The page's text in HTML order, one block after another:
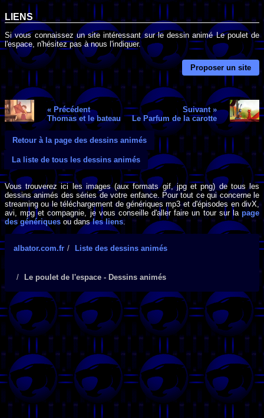
LIENS
Si vous connaissez un site intéressant sur le dessin animé Le poulet de
l'espace, n'hésitez pas à nous l'indiquer.
Proposer un site
« Précédent
Thomas et le bateau
Suivant »
Le Parfum de la carotte
Retour à la page des dessins animés
La liste de tous les dessins animés
Vous trouverez ici les images (aux formats gif, jpg et png) de tous les
dessins animés des séries de votre enfance. Pour tout ce qui concerne le
streaming ou le téléchargement de génériques mp3 et d'épisodes en divX,
avi, mpg et compagnie, je vous conseille d'aller faire un tour sur la page
des génériques ou dansles liens.
albator.com.fr Liste des dessins animés
Le poulet de l'espace - Dessins animés